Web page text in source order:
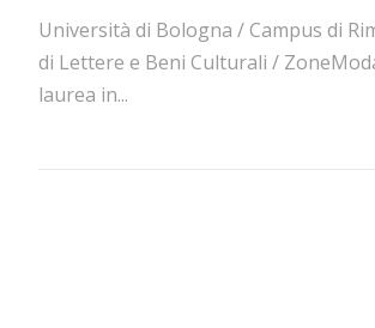
Università di Bologna / Campus di
di Lettere e Beni Culturali /
laurea in...